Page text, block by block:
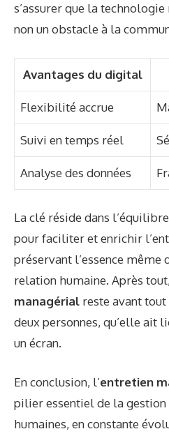
s’assurer que la
non un obstacle à la
Avantages du digital
Flexibilité accrue
Suivi en temps réel
Analyse des données
La clé réside dans
pour faciliter et enrichir
préservant l’essence même
relation humaine. Après
managérial reste avant
deux personnes, qu’elle ait
un écran.
En conclusion, l’entretien
pilier essentiel de la gestion
humaines, en constante